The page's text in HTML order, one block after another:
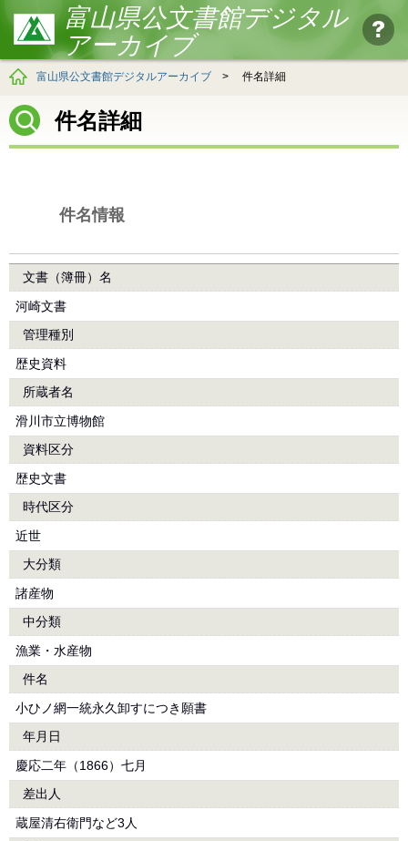
富山県公文書館デジタル
アーカイブ
富山県公文書館デジタルアーカイブ > 件名詳細
件名詳細
件名情報
文書（簿冊）名
河崎文書
管理種別
歴史資料
所蔵者名
滑川市立博物館
資料区分
歴史文書
時代区分
近世
大分類
諸産物
中分類
漁業・水産物
件名
小ひノ網一統永久卸すにつき願書
年月日
慶応二年（1866）七月
差出人
蔵屋清右衛門など3人